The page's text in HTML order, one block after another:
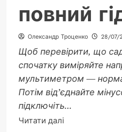
повний
Олександр Троценко 28/07/
Щоб перевірити, що
спочатку виміряйте
мультиметром —
Потім від’єднайте
підключіть...
Читати даліДокладніше